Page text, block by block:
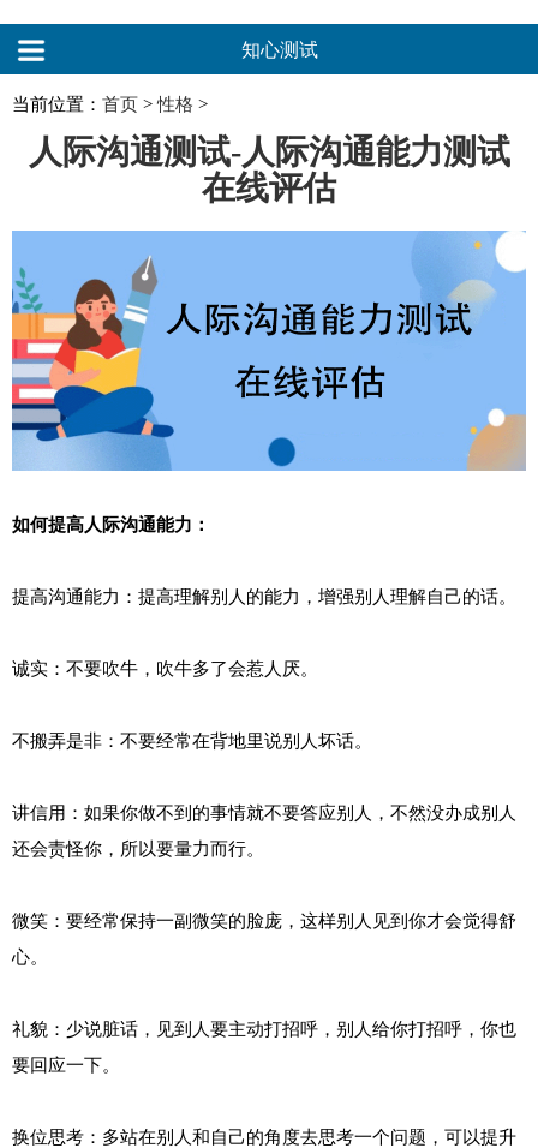
知心测试
当前位置： 首页 >性格 >
人际沟通测试-人际沟通能力测试
在线评估
如何提高人际沟通能力：
提高沟通能力：提高理解别人的能力，增强别人理解自己的话。
诚实：不要吹牛，吹牛多了会惹人厌。
不搬弄是非：不要经常在背地里说别人坏话。
讲信用：如果你做不到的事情就不要答应别人，不然没办成别人
还会责怪你，所以要量力而行。
微笑：要经常保持一副微笑的脸庞，这样别人见到你才会觉得舒
心。
礼貌：少说脏话，见到人要主动打招呼，别人给你打招呼，你也
要回应一下。
换位思考：多站在别人和自己的角度去思考一个问题，可以提升